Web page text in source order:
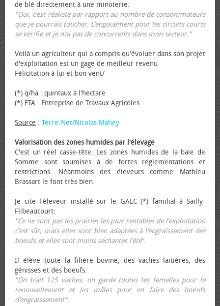
de blé directement à une minoterie.
"Oui, c’est réaliste par rapport au nombre de consommateurs
que je pourrais toucher. L’engouement pour les circuits courts
se vérifie et je n’ai pas de concurrents dans mon secteur."
Voilà un agriculteur qui a compris qu'évoluer dans son projet
d'exploitation est un gage de meilleur revenu
Félicitation à lui et bon vent/
(*) q/ha : quintaux à l'hectare
(*) ETA : Entreprise de Travaux Agricoles
Source : Terre-Net/Nicolas Mahey
Valorisation des zones humides par l'élevage
C'est un réel casse-tête. Les zones humides de la baie de
Somme sont soumises à de fortes réglementations et
restrictions. Néanmoins des éleveurs comme Mathieu
Brassart le font très bien.
Je cite l'éleveur installé sur le GAEC (*) familial à Sailly-
Flibeaucourt:
"Ce ne sont pas les prairies les plus rentables de l’exploitation
c’est sûr, mais elles sont bien adaptées à l’engraissement des
bœufs et elles sont moins séchantes l’été".
Il élève toute la filière bovine, des vaches laitières, des
génisses et des bœufs.
"On trait 125 vaches, on garde toutes les femelles pour le
renouvellement et les mâles pour en faire des bœufs
d’engraissement".